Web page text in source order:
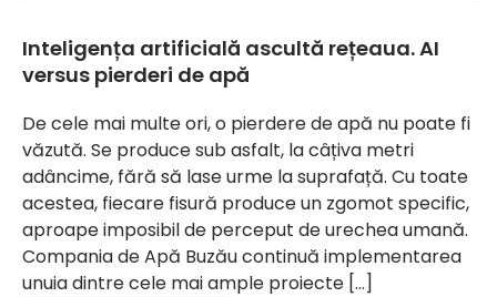
Inteligența artificială ascultă rețeaua. AI
versus pierderi de apă
De cele mai multe ori, o pierdere de apă nu poate fi
văzută. Se produce sub asfalt, la câțiva metri
adâncime, fără să lase urme la suprafață. Cu toate
acestea, fiecare fisură produce un zgomot specific,
aproape imposibil de perceput de urechea umană.
Compania de Apă Buzău continuă implementarea
unuia dintre cele mai ample proiecte […]